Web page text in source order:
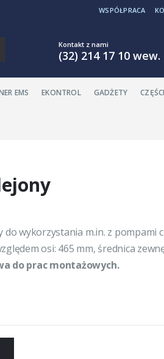
WSPÓŁPRACA
Kontakt z nami
(32) 214 17 10 wew.
EMS EKONTROL GADŻETY
wykorzystania m.in. z pompami
osi: 465 mm, średnica
do prac montażowych.